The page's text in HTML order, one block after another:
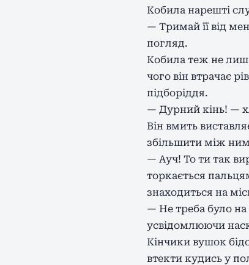
Кобила нарешті
— Тримай її від
погляд.
Кобила теж не
чого він втрачає
підборіддя.
— Дурний кінь! —
Він вмить
збільшити між
— Ауч! То ти так
торкається
знаходиться на
— Не треба було на
усвідомлюючи
Кінчики вушок
втекти кудись у